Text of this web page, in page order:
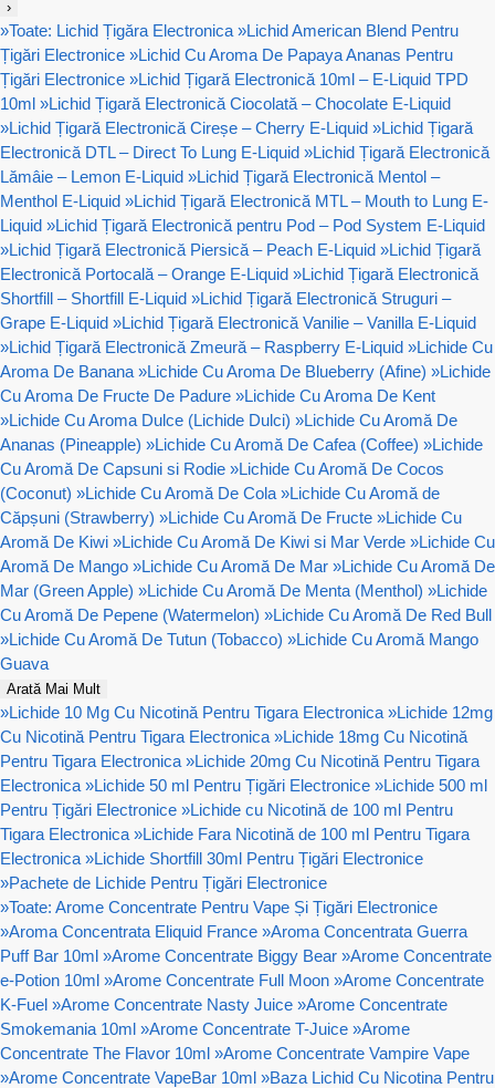
›
»Toate: Lichid Țigăra Electronica »Lichid American Blend Pentru
Țigări Electronice »Lichid Cu Aroma De Papaya Ananas Pentru
Țigări Electronice »Lichid Țigară Electronică 10ml – E-Liquid TPD
10ml »Lichid Țigară Electronică Ciocolată – Chocolate E-Liquid
»Lichid Țigară Electronică Cireșe – Cherry E-Liquid »Lichid Țigară
Electronică DTL – Direct To Lung E-Liquid »Lichid Țigară Electronică
Lămâie – Lemon E-Liquid »Lichid Țigară Electronică Mentol –
Menthol E-Liquid »Lichid Țigară Electronică MTL – Mouth to Lung E-
Liquid »Lichid Țigară Electronică pentru Pod – Pod System E-Liquid
»Lichid Țigară Electronică Piersică – Peach E-Liquid »Lichid Țigară
Electronică Portocală – Orange E-Liquid »Lichid Țigară Electronică
Shortfill – Shortfill E-Liquid »Lichid Țigară Electronică Struguri –
Grape E-Liquid »Lichid Țigară Electronică Vanilie – Vanilla E-Liquid
»Lichid Țigară Electronică Zmeură – Raspberry E-Liquid »Lichide Cu
Aroma De Banana »Lichide Cu Aroma De Blueberry (Afine) »Lichide
Cu Aroma De Fructe De Padure »Lichide Cu Aroma De Kent
»Lichide Cu Aroma Dulce (Lichide Dulci) »Lichide Cu Aromă De
Ananas (Pineapple) »Lichide Cu Aromă De Cafea (Coffee) »Lichide
Cu Aromă De Capsuni si Rodie »Lichide Cu Aromă De Cocos
(Coconut) »Lichide Cu Aromă De Cola »Lichide Cu Aromă de
Căpșuni (Strawberry) »Lichide Cu Aromă De Fructe »Lichide Cu
Aromă De Kiwi »Lichide Cu Aromă De Kiwi si Mar Verde »Lichide Cu
Aromă De Mango »Lichide Cu Aromă De Mar »Lichide Cu Aromă De
Mar (Green Apple) »Lichide Cu Aromă De Menta (Menthol) »Lichide
Cu Aromă De Pepene (Watermelon) »Lichide Cu Aromă De Red Bull
»Lichide Cu Aromă De Tutun (Tobacco) »Lichide Cu Aromă Mango
Guava
Arată Mai Mult
»Lichide 10 Mg Cu Nicotină Pentru Tigara Electronica »Lichide 12mg
Cu Nicotină Pentru Tigara Electronica »Lichide 18mg Cu Nicotină
Pentru Tigara Electronica »Lichide 20mg Cu Nicotină Pentru Tigara
Electronica »Lichide 50 ml Pentru Țigări Electronice »Lichide 500 ml
Pentru Țigări Electronice »Lichide cu Nicotină de 100 ml Pentru
Tigara Electronica »Lichide Fara Nicotină de 100 ml Pentru Tigara
Electronica »Lichide Shortfill 30ml Pentru Țigări Electronice
»Pachete de Lichide Pentru Țigări Electronice
»Toate: Arome Concentrate Pentru Vape Și Țigări Electronice
»Aroma Concentrata Eliquid France »Aroma Concentrata Guerra
Puff Bar 10ml »Arome Concentrate Biggy Bear »Arome Concentrate
e-Potion 10ml »Arome Concentrate Full Moon »Arome Concentrate
K-Fuel »Arome Concentrate Nasty Juice »Arome Concentrate
Smokemania 10ml »Arome Concentrate T-Juice »Arome
Concentrate The Flavor 10ml »Arome Concentrate Vampire Vape
»Arome Concentrate VapeBar 10ml »Baza Lichid Cu Nicotina Pentru